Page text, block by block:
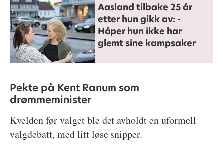
Aasland tilbake 25 år
etter hun gikk av: -
Håper hun ikke har
glemt sine kampsaker
Pekte på Kent Ranum som
drømmeminister
Kvelden før valget ble det avholdt en uformell
valgdebatt, med litt løse snipper.